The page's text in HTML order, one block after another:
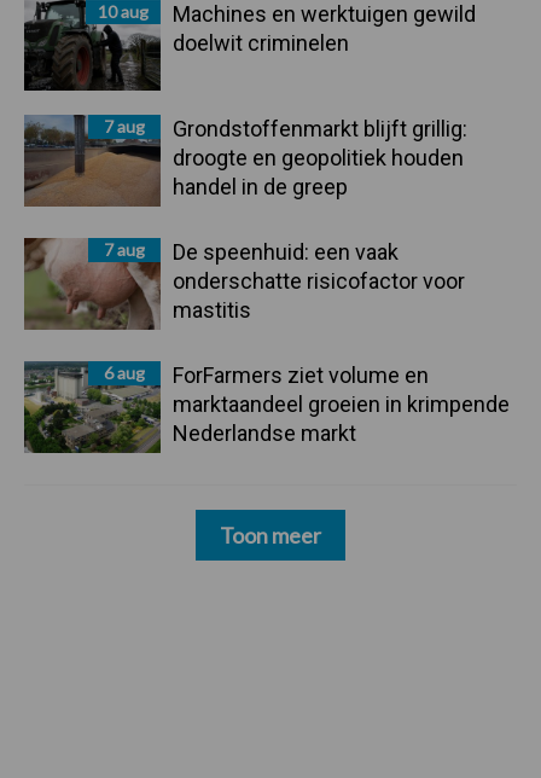
10 aug
Machines en werktuigen gewild
doelwit criminelen
7 aug
Grondstoffenmarkt blijft grillig:
droogte en geopolitiek houden
handel in de greep
7 aug
De speenhuid: een vaak
onderschatte risicofactor voor
mastitis
6 aug
ForFarmers ziet volume en
marktaandeel groeien in krimpende
Nederlandse markt
Toon meer